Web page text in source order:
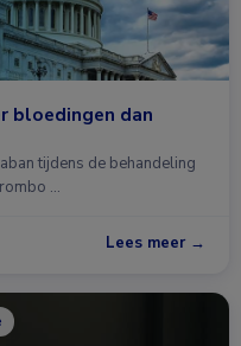
bloedingen dan
tijdens de behandeling
…
Lees meer →